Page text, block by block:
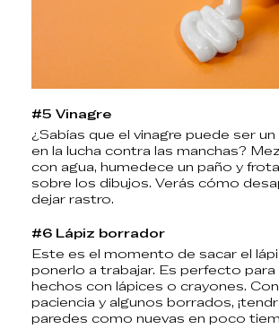
#5 Vinagre
¿Sabías que el vinagre puede ser
en la lucha contra las manchas?
con agua, humedece un paño y
sobre los dibujos. Verás cómo
dejar rastro.
#6 Lápiz borrador
Este es el momento de sacar el
ponerlo a trabajar. Es perfecto
hechos con lápices o crayones.
paciencia y algunos borrados,
paredes como nuevas en poco